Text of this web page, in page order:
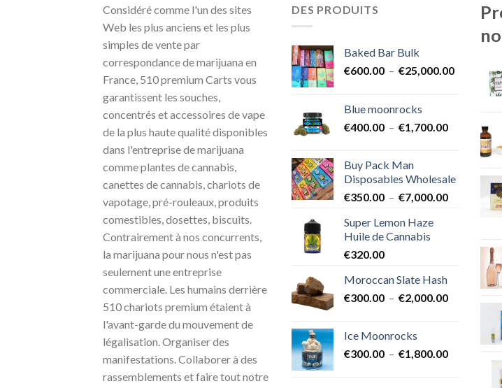
Considéré comme l'un des sites
Web les plus anciens et les plus
simples de vente par
correspondance de marijuana en
France, 510 premium Carts vous
garantissent les souches,
concentrés et accessoires de vape
de la plus haute qualité disponibles
dans l'entreprise de marijuana
comme plantes de cannabis,
canettes de cannabis, chariots de
vapotage, pré-rouleaux, produits
comestibles, dosettes, biscuits.
Contrairement à nos concurrents,
la marijuana pour nous n'est pas
seulement une entreprise
commerciale. Les humains derrière
510 chariots premium étaient à
l'avant-garde du mouvement de
légalisation. Organiser des
manifestations. Collaborer à des
rassemblements et faire tout notre
DES PRODUITS
Baked Bar Bulk
€600.00 – €25,000.00Plage
Blue moonrocks
€400.00 – €1,700.00Plage
à
€1,700.00
Buy Pack Man
Disposables Wholesale
€350.00 – €7,000.00Plage
€7,000.00
Super Lemon Haze
Huile de Cannabis
€320.00
Moroccan Slate Hash
€300.00 – €2,000.00Plage
à
Ice Moonrocks
€300.00 – €1,800.00Plage